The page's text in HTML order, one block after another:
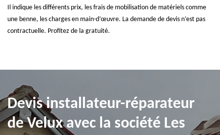
Il indique les différents prix, les frais de mobilisation de matériels comme
une benne, les charges en main-d’œuvre. La demande de devis n’est pas
contractuelle. Profitez de la gratuité.
Devis installateur-réparateur
de Velux avec la société Les